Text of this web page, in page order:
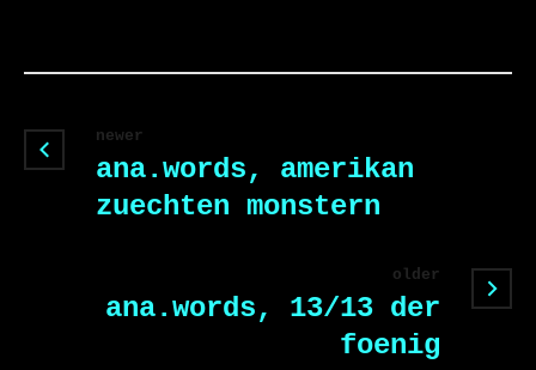
newer
ana.words, amerikan
zuechten monstern
older
ana.words, 13/13 der
foenig